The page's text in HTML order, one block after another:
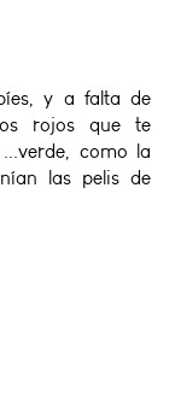
y a falta de
rojos que te
como la
las pelis de